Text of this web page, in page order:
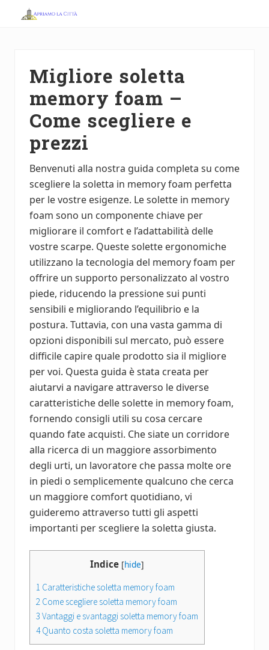
Migliore soletta
memory foam –
Come scegliere e
prezzi
Benvenuti alla nostra guida completa su come
scegliere la soletta in memory foam perfetta
per le vostre esigenze. Le solette in memory
foam sono un componente chiave per
migliorare il comfort e l’adattabilità delle
vostre scarpe. Queste solette ergonomiche
utilizzano la tecnologia del memory foam per
offrire un supporto personalizzato al vostro
piede, riducendo la pressione sui punti
sensibili e migliorando l’equilibrio e la
postura. Tuttavia, con una vasta gamma di
opzioni disponibili sul mercato, può essere
difficile capire quale prodotto sia il migliore
per voi. Questa guida è stata creata per
aiutarvi a navigare attraverso le diverse
caratteristiche delle solette in memory foam,
fornendo consigli utili su cosa cercare
quando fate acquisti. Che siate un corridore
alla ricerca di un maggiore assorbimento
degli urti, un lavoratore che passa molte ore
in piedi o semplicemente qualcuno che cerca
un maggiore comfort quotidiano, vi
guideremo attraverso tutti gli aspetti
importanti per scegliere la soletta giusta.
Indice [hide]
1 Caratteristiche soletta memory foam
2 Come scegliere soletta memory foam
3 Vantaggi e svantaggi soletta memory foam
4Quanto costa soletta memory foam